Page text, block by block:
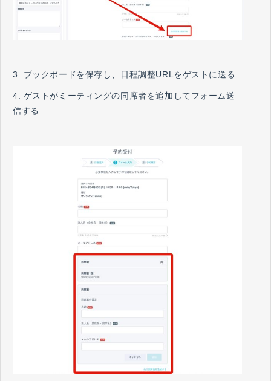
3. ブックボードを保存し、日程調整URLをゲストに送る
4. ゲストがミーティングの同席者を追加してフォーム送
信する